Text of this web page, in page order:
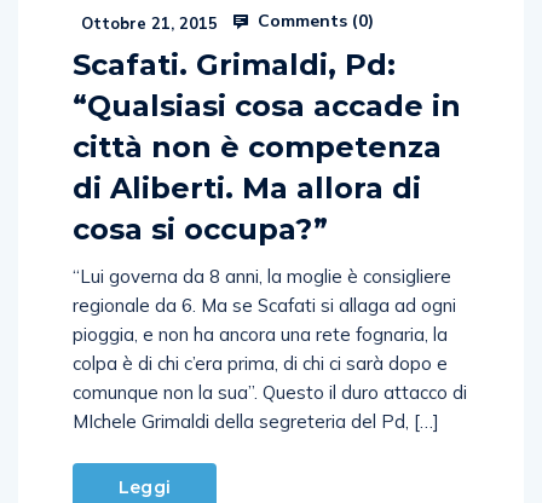
Ottobre 21, 2015 Comments (0)
Scafati. Grimaldi, Pd:
“Qualsiasi cosa accade in
città non è competenza
di Aliberti. Ma allora di
cosa si occupa?”
“Lui governa da 8 anni, la moglie è consigliere
regionale da 6. Ma se Scafati si allaga ad ogni
pioggia, e non ha ancora una rete fognaria, la
colpa è di chi c’era prima, di chi ci sarà dopo e
comunque non la sua”. Questo il duro attacco di
MIchele Grimaldi della segreteria del Pd, […]
Leggi